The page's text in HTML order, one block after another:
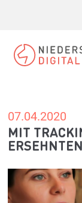
07.04.2020
MIT